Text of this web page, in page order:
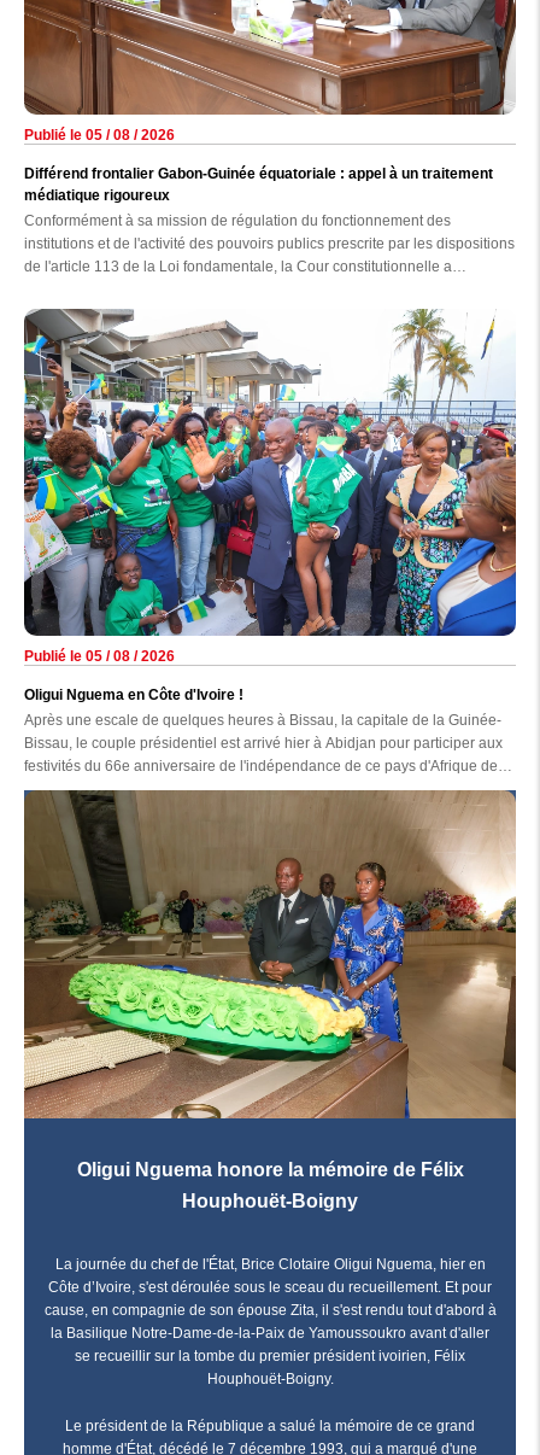
Publié le 05 / 08 / 2026
Différend frontalier Gabon-Guinée équatoriale : appel à un traitement
médiatique rigoureux
Conformément à sa mission de régulation du fonctionnement des
institutions et de l'activité des pouvoirs publics prescrite par les dispositions
de l'article 113 de la Loi fondamentale, la Cour constitutionnelle a
principaux médias nationaux, en présence des membres de la Haute
autorité de la Communication (HAC).
Publié le 05 / 08 / 2026
Oligui Nguema en Côte d'Ivoire !
Après une escale de quelques heures à Bissau, la capitale de la Guinée-
Bissau, le couple présidentiel est arrivé hier à Abidjan pour participer aux
festivités du 66e anniversaire de l'indépendance de ce pays d'Afrique de
l'Ouest.
Oligui Nguema honore la mémoire de Félix
Houphouët-Boigny
La journée du chef de l'État, Brice Clotaire Oligui Nguema, hier en
Côte d’Ivoire, s'est déroulée sous le sceau du recueillement. Et pour
cause, en compagnie de son épouse Zita, il s'est rendu tout d'abord à
la Basilique Notre-Dame-de-la-Paix de Yamoussoukro avant d'aller
se recueillir sur la tombe du premier président ivoirien, Félix
Houphouët-Boigny.
Le président de la République a salué la mémoire de ce grand
homme d'État, décédé le 7 décembre 1993, qui a marqué d'une